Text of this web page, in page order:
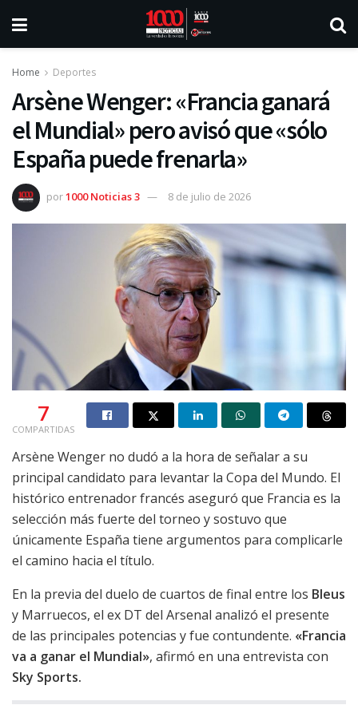
Home Deportes
Arsène Wenger: «Francia ganará
el Mundial» pero avisó que «sólo
España puede frenarla»
por1000 Noticias 3 8 de julio de 2026
7
COMPARTIDAS
Arsène Wenger no dudó a la hora de señalar a su
principal candidato para levantar la Copa del Mundo. El
histórico entrenador francés aseguró que Francia es la
selección más fuerte del torneo y sostuvo que
únicamente España tiene argumentos para complicarle
el camino hacia el título.
En la previa del duelo de cuartos de final entre los Bleus
y Marruecos, el ex DT del Arsenal analizó el presente
de las principales potencias y fue contundente. «Francia
va a ganar el Mundial», afirmó en una entrevista con
Sky Sports.